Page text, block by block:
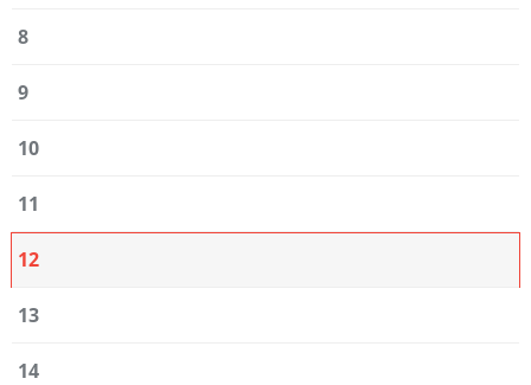
8
9
10
11
12
13
14